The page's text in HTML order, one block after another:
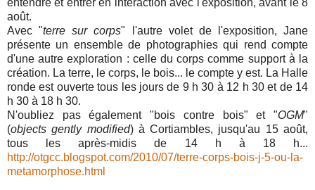
août.
Avec "terre sur corps" l'autre volet de l'exposition, Jane
présente un ensemble de photographies qui rend compte
d'une autre exploration : celle du corps comme support à la
création. La terre, le corps, le bois... le compte y est. La Halle
ronde est ouverte tous les jours de 9 h 30 à 12 h 30 et de 14
h 30 à 18 h 30.
N'oubliez pas également "bois contre bois" et "OGM"
(objects gently modified) à Cortiambles, jusqu'au 15 août,
tous les après-midis de 14 h à 18 h...
http://otgcc.blogspot.com/2010/07/terre-corps-bois-j-5-ou-la-
metamorphose.html